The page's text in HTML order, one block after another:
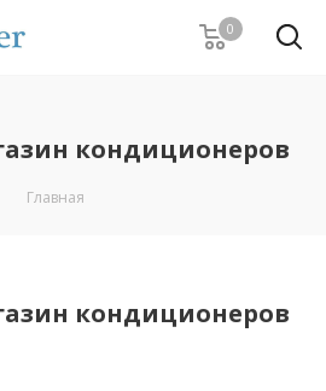
0
кондиционеров
Главная
кондиционеров